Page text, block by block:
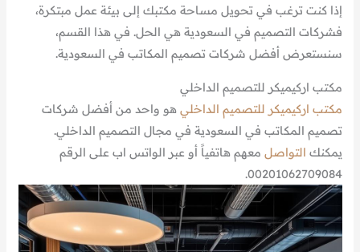
إذا كنت ترغب في تحويل مساحة مكتبك إلى بيئة عمل مبتكرة،
فشركات التصميم في السعودية هي الحل. في هذا القسم،
سنستعرض أفضل شركات تصميم المكاتب في السعودية.
مكتب اركيميكر للتصميم الداخلي
مكتب اركيميكر للتصميم الداخلي هو واحد من أفضل شركات
تصميم المكاتب في السعودية في مجال التصميم الداخلي.
يمكنك التواصل معهم هاتفياً أو عبر الواتس اب على الرقم
00201062709084.